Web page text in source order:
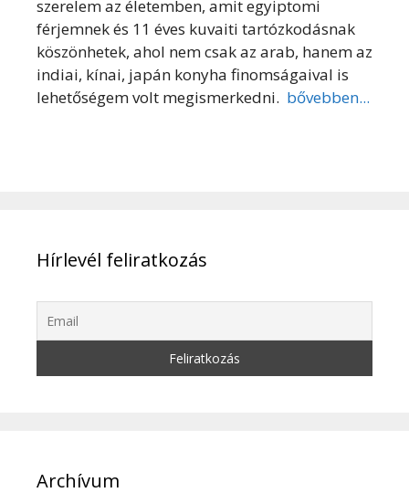
szerelem az életemben, amit egyiptomi
férjemnek és 11 éves kuvaiti tartózkodásnak
köszönhetek, ahol nem csak az arab, hanem az
indiai, kínai, japán konyha finomságaival is
lehetőségem volt megismerkedni. bővebben...
Hírlevél feliratkozás
Archívum